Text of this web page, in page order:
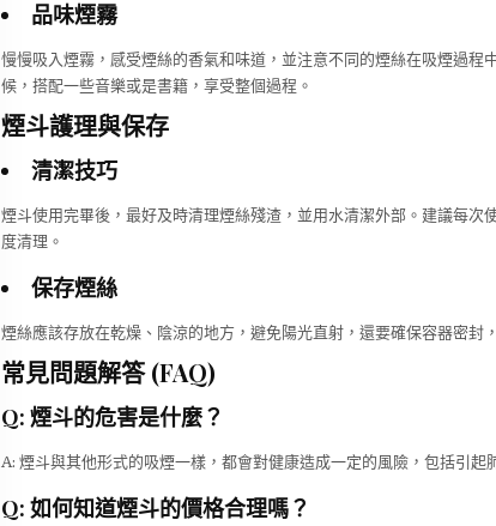
品味煙霧
慢慢吸入煙霧，感受煙絲的香氣和味道，並注意不同的煙絲在吸煙過程
候，搭配一些音樂或是書籍，享受整個過程。
煙斗護理與保存
清潔技巧
煙斗使用完畢後，最好及時清理煙絲殘渣，並用水清潔外部。建議每次
度清理。
保存煙絲
煙絲應該存放在乾燥、陰涼的地方，避免陽光直射，還要確保容器密封
常見問題解答 (FAQ)
Q: 煙斗的危害是什麼？
A: 煙斗與其他形式的吸煙一樣，都會對健康造成一定的風險，包括引起
Q: 如何知道煙斗的價格合理嗎？